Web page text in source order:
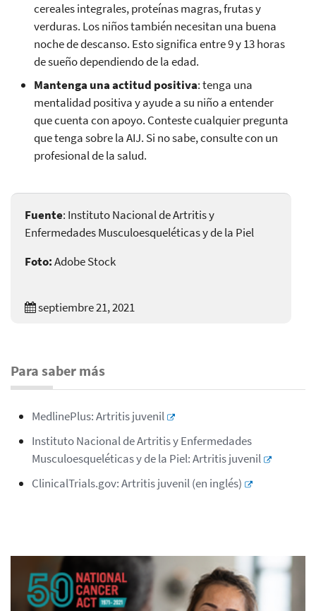
cereales integrales, proteínas magras, frutas y
verduras. Los niños también necesitan una buena
noche de descanso. Esto significa entre 9 y 13 horas
de sueño dependiendo de la edad.
Mantenga una actitud positiva: tenga una
mentalidad positiva y ayude a su niño a entender
que cuenta con apoyo. Conteste cualquier pregunta
que tenga sobre la AIJ. Si no sabe, consulte con un
profesional de la salud.
Fuente: Instituto Nacional de Artritis y
Enfermedades Musculoesqueléticas y de la Piel
Foto:Adobe Stock
septiembre 21, 2021
Para saber más
MedlinePlus: Artritis juvenil
Instituto Nacional de Artritis y Enfermedades
Musculoesqueléticas y de la Piel: Artritis juvenil
ClinicalTrials.gov: Artritis juvenil (en inglés)